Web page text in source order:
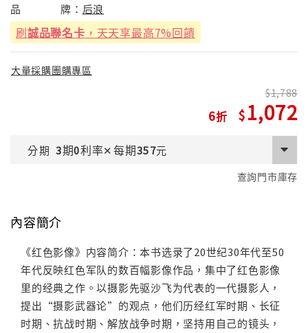
品
牌： 后浪
刷誠品聯名卡 ，天天享最高7%回饋
大量採購團購專區
6
1,788
1,072
分期 3期0利率✕每期357元
查詢門市庫存
內容簡介
《红色影像》内容简介：本书选录了20世纪30年代至50
年代反映红色军队的数百幅影像作品，集中了红色影像
里的经典之作。以摄影先驱沙飞为代表的一代摄影人，
提出“摄影武器论”的观点，他们历经红军时期、长征
时期、抗战时期、解放战争时期，坚持用自己的镜头，